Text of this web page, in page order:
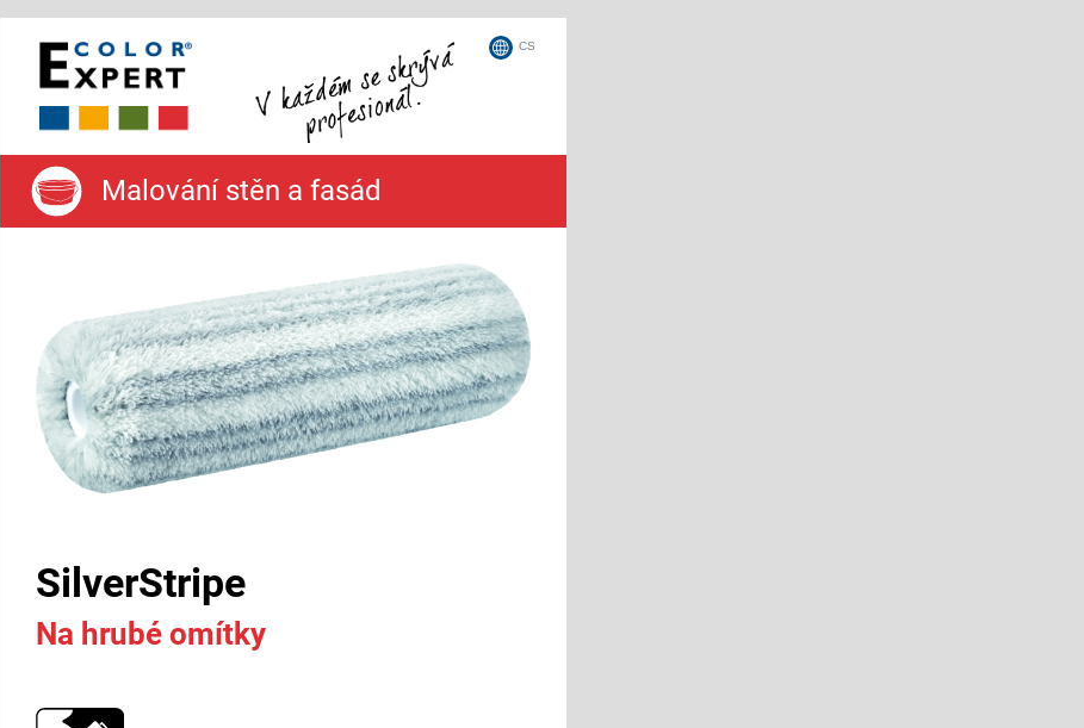
CS
Malování stěn a fasád
SilverStripe
Na hrubé omítky